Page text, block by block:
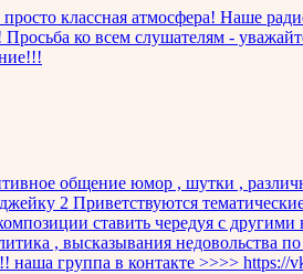
классная атмосфера! Наше
ко всем слушателям -
общение юмор , шутки ,
2 Приветствуются
ставить чередуя с
, высказывания недовольства
группа в контакте >>>> https://